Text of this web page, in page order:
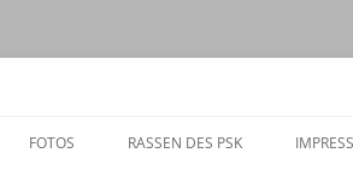
Inhalt
FOTOS RASSEN DES PSK